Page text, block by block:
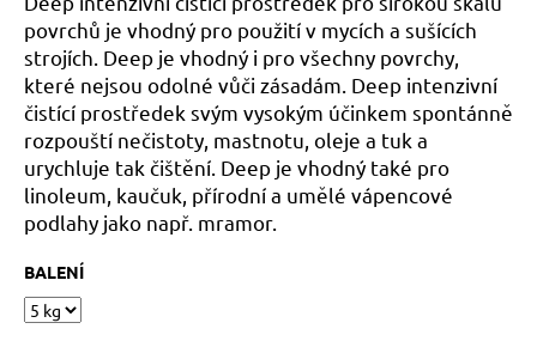
povrchů je vhodný pro použití v mycích a sušících
strojích. Deep je vhodný i pro všechny povrchy,
které nejsou odolné vůči zásadám. Deep intenzivní
čistící prostředek svým vysokým účinkem spontánně
rozpouští nečistoty, mastnotu, oleje a tuk a
urychluje tak čištění. Deep je vhodný také pro
linoleum, kaučuk, přírodní a umělé vápencové
podlahy jako např. mramor.
BALENÍ
HLEDAT
D
o
p
o
r
u
č
u
j